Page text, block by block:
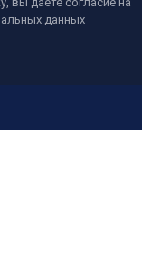
данных